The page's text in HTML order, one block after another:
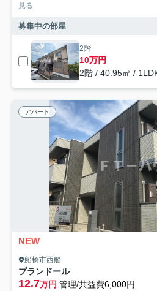
見る
募集中の部屋
2階
10万円
2階 / 40.95㎡ /
アパート
NEW
船橋市西船
プランドール
12.7万円 管理/共益費6,000円